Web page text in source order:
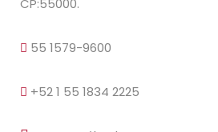
CP:55000.
55 1579-9600
+52 1 55 1834 2225